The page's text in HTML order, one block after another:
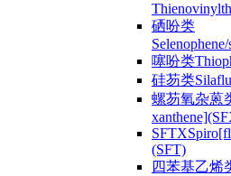
硒吩类
噻吩类
硅芴类
螺芴氧杂蒽
(SFT)
四苯基乙烯